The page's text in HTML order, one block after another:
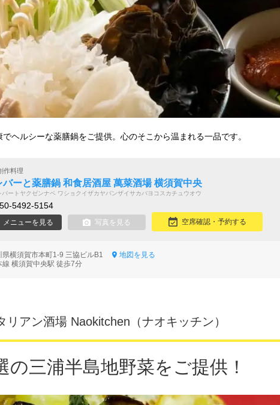
ヘルシーな薬膳鍋をご提供。心のそこから温まれる一品です。
作料理
バーと薬膳鍋 和食居酒屋 萬菜酒場 横須賀中央
バートヤクゼンナベ ワショクイザカヤバンザイサカバヨコスカチュウオウ
5492-5154
メニューを見る 写真を見る 空席確認・予約する
県横須賀市本町1-9 三協ビルB1
地図を見る
線 横須賀中央駅 徒歩7分
リアン酒場 Naokitchen（ナオキッチン）
の三浦半島地野菜をご提供！